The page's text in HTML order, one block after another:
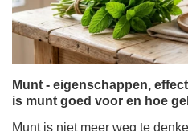
Munt - eigenschappen,
is munt goed voor en hoe
de keuken of een zomerse
ongetwijfeld een van de
al duizenden jaren